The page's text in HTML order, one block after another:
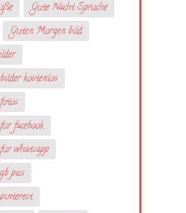
Gute Nacht Sprüche
Guten Morgen bild
kostenlos
facebook
whatsapp
pics